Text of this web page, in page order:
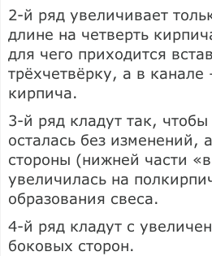
2-й ряд увеличивает
длине на четверть
для чего приходится
трёхчетвёрку, а в
кирпича.
3-й ряд кладут так, чтобы
осталась без изменений,
стороны (нижней части
увеличилась на
образования свеса.
4-й ряд кладут с
боковых сторон.